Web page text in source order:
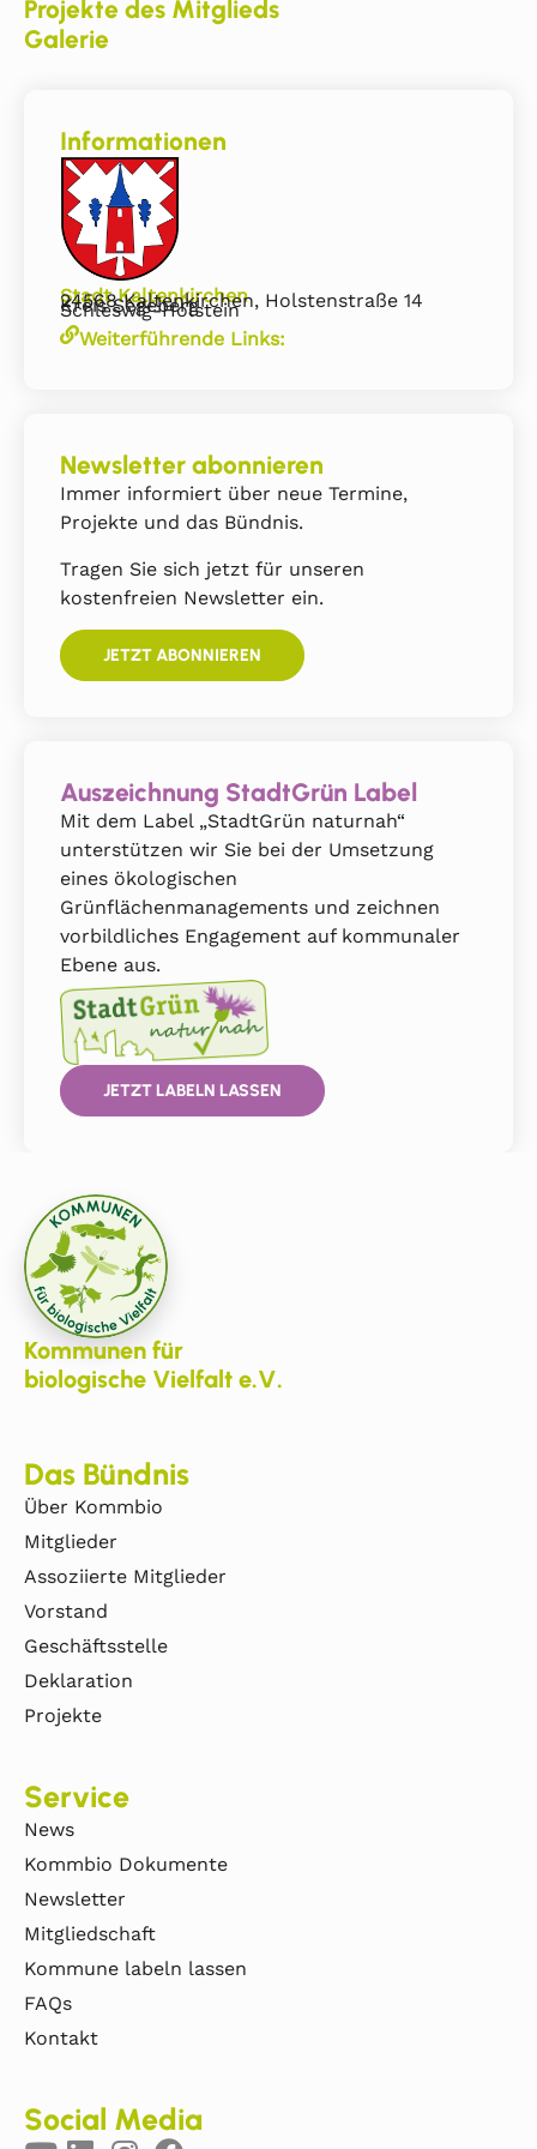
Projekte des Mitglieds
Galerie
Informationen
Stadt Kaltenkirchen
24568 Kaltenkirchen, Holstenstraße 14
Kreis Segeberg
Schleswig-Holstein
Weiterführende Links:
Newsletter abonnieren
Immer informiert über neue Termine,
Projekte und das Bündnis.
Tragen Sie sich jetzt für unseren
kostenfreien Newsletter ein.
JETZT ABONNIEREN
Auszeichnung StadtGrün Label
Mit dem Label „StadtGrün naturnah“
unterstützen wir Sie bei der Umsetzung
eines ökologischen
Grünflächenmanagements und zeichnen
vorbildliches Engagement auf kommunaler
Ebene aus.
JETZT LABELN LASSEN
Kommunen für
biologische Vielfalt e.V.
Das Bündnis
Über Kommbio
Mitglieder
Assoziierte Mitglieder
Vorstand
Geschäftsstelle
Deklaration
Projekte
Service
News
Kommbio Dokumente
Newsletter
Mitgliedschaft
Kommune labeln lassen
FAQs
Kontakt
Social Media